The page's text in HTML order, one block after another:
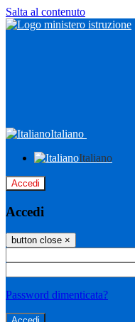
Salta al contenuto
Italiano
Italiano
Accedi
Accedi
button close ×
Password dimenticata?